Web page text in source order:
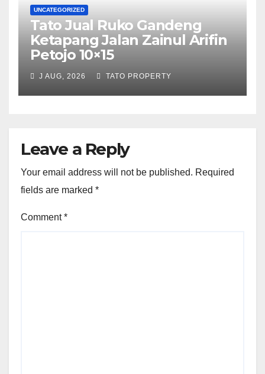
UNCATEGORIZED
Tato Jual Ruko Gandeng
Ketapang Jalan Zainul Arifin
Petojo 10×15
J AUG, 2026 TATO PROPERTY
Leave a Reply
Your email address will not be published. Required
fields are marked *
Comment*